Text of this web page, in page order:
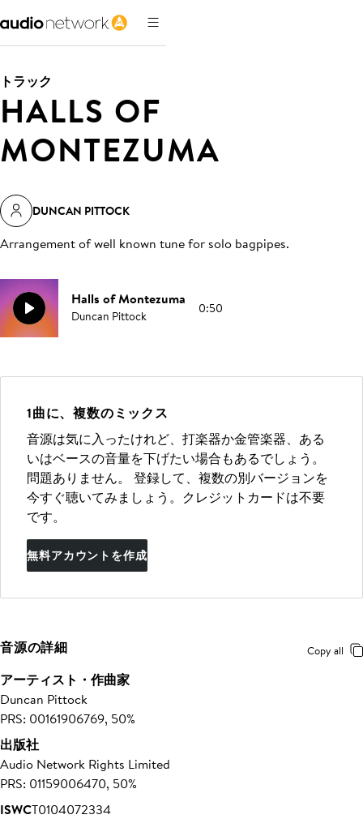
トラック
HALLS OF
MONTEZUMA
DUNCAN PITTOCK
Arrangement of well known tune for solo bagpipes.
Halls of Montezuma
Duncan Pittock 0:50
1曲に、複数のミックス
音源は気に入ったけれど、打楽器か金管楽器、ある
いはベースの音量を下げたい場合もあるでしょう。
問題ありません。 登録して、複数の別バージョンを
今すぐ聴いてみましょう。クレジットカードは不要
です。
無料アカウントを作成
音源の詳細 Copy all
アーティスト・作曲家
Duncan Pittock
PRS: 00161906769, 50%
出版社
Audio Network Rights Limited
PRS: 01159006470, 50%
ISWCT0104072334